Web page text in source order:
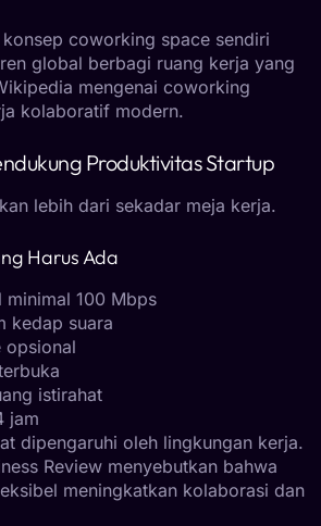
coworking space sendiri
global berbagi ruang kerja yang
mengenai coworking
kolaboratif modern.
Produktivitas Startup
lebih dari sekadar meja kerja.
Harus Ada
minimal 100 Mbps
kedap suara
opsional
istirahat
jam
dipengaruhi oleh lingkungan kerja.
Review menyebutkan bahwa
meningkatkan kolaborasi dan